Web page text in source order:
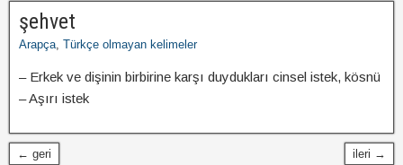
şehvet
Arapça, Türkçe olmayan kelimeler
– Erkek ve dişinin birbirine karşı duydukları cinsel istek, kösnü
– Aşırı istek
← geri ileri →